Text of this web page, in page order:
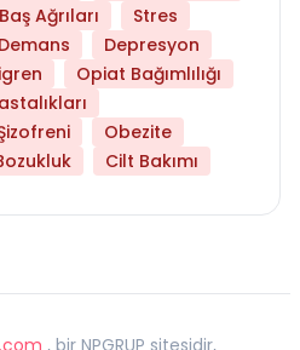
Baş Ağrıları
Stres
Demans
Depresyon
Opiat Bağımlılığı
Obezite
Cilt Bakımı
, bir NPGRUP sitesidir,